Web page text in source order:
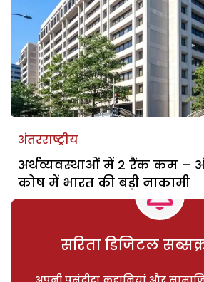
अंतरराष्ट्रीय
अर्थव्यवस्थाओं में 2 रैंक कम –
कोष में भारत की बड़ी नाकामी
सरिता डिजिटल